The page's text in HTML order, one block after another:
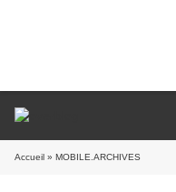
Accueil » MOBILE.ARCHIVES